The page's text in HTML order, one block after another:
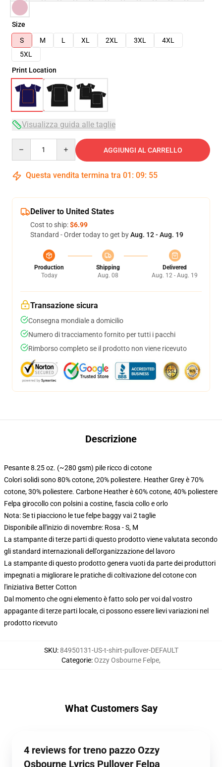
Size
S
M L XL 2XL 3XL
4XL
5XL
Print Location
Visualizza guida alle taglie
AGGIUNGI AL CARRELLO
Questa vendita termina tra 01 : 09: 54
Deliver to United States
Cost to ship:$6.99
Standard - Order today to get byAug. 12 - Aug. 19
Production
Today
Shipping
Aug. 08
Delivered
Aug. 12 - Aug. 19
Transazione sicura
Consegna mondiale a domicilio
Numero di tracciamento fornito per tutti i pacchi
Rimborso completo se il prodotto non viene ricevuto
Descrizione
Pesante 8.25 oz. (~280 gsm) pile ricco di cotone
Colori solidi sono 80% cotone, 20% poliestere. Heather Grey è 70%
cotone, 30% poliestere. Carbone Heather è 60% cotone, 40% poliestere
Felpa girocollo con polsini a costine, fascia collo e orlo
Nota: Se ti piacciono le tue felpe baggy vai 2 taglie
Disponibile all'inizio di novembre: Rosa - S, M
La stampante di terze parti di questo prodotto viene valutata secondo
gli standard internazionali dell'organizzazione del lavoro
La stampante di questo prodotto genera vuoti da parte dei produttori
impegnati a migliorare le pratiche di coltivazione del cotone con
l'iniziativa Better Cotton
Dal momento che ogni elemento è fatto solo per voi dal vostro
appagante di terze parti locale, ci possono essere lievi variazioni nel
prodotto ricevuto
SKU:84950131-US-t-shirt-pullover-DEFAULT
Categorie:Ozzy Osbourne Felpe,
What Customers Say
4 reviews for treno pazzo Ozzy
Osbourne Lyrics Pullover Felpa